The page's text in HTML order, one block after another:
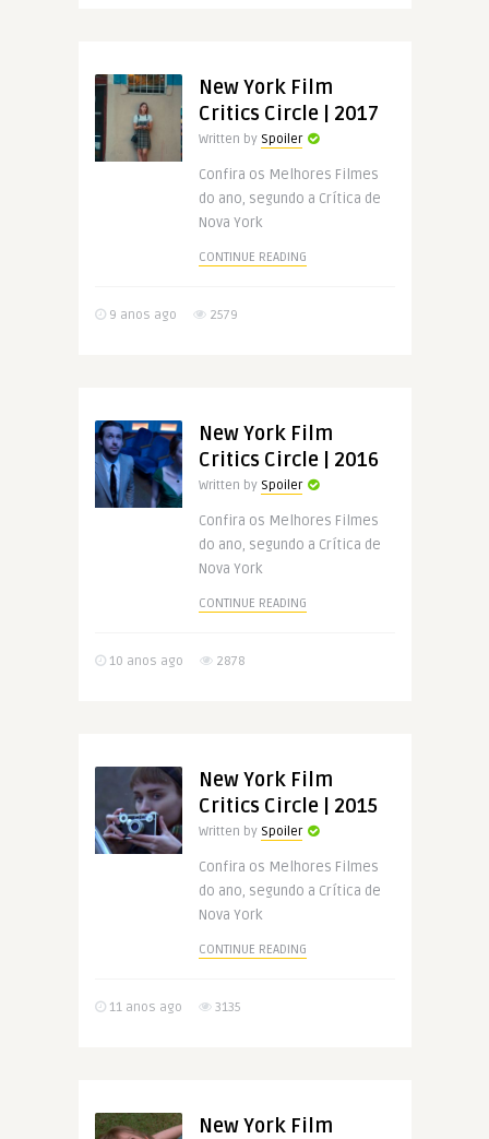
New York Film
Critics Circle | 2017
Written by Spoiler
Confira os Melhores Filmes
do ano, segundo a Crítica de
Nova York
CONTINUE READING
9 anos ago 2579
New York Film
Critics Circle | 2016
Written by Spoiler
Confira os Melhores Filmes
do ano, segundo a Crítica de
Nova York
CONTINUE READING
10 anos ago 2878
New York Film
Critics Circle | 2015
Written by Spoiler
Confira os Melhores Filmes
do ano, segundo a Crítica de
Nova York
CONTINUE READING
11 anos ago 3135
New York Film